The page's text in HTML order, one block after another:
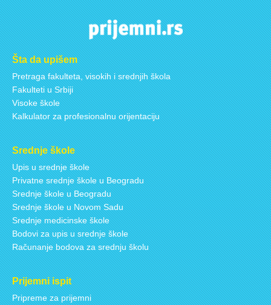
Šta da upišem
Pretraga fakulteta, visokih i srednjih škola
Fakulteti u Srbiji
Visoke škole
Kalkulator za profesionalnu orijentaciju
Srednje škole
Upis u srednje škole
Privatne srednje škole u Beogradu
Srednje škole u Beogradu
Srednje škole u Novom Sadu
Srednje medicinske škole
Bodovi za upis u srednje škole
Računanje bodova za srednju školu
Prijemni ispit
Pripreme za prijemni